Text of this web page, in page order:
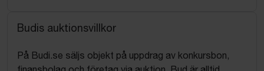
Budis auktionsvillkor
På Budi.se säljs objekt på uppdrag av konkursbon,